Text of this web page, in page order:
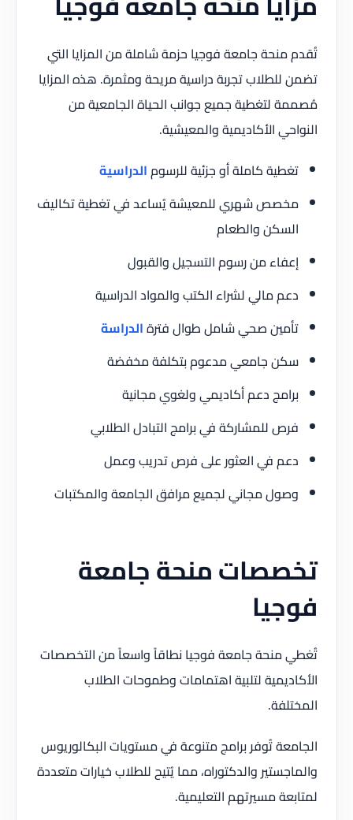
تُقدم منحة جامعة فوجيا حزمة شاملة من المزايا التي
تضمن للطلاب تجربة دراسية مريحة ومثمرة. هذه المزايا
مُصممة لتغطية جميع جوانب الحياة الجامعية من
النواحي الأكاديمية والمعيشية.
تغطية كاملة أو جزئية للرسومالدراسية
مخصص شهري للمعيشة يُساعد في تغطية تكاليف
السكن والطعام
إعفاء من رسوم التسجيل والقبول
دعم مالي لشراء الكتب والمواد الدراسية
تأمين صحي شامل طوال فترةالدراسة
سكن جامعي مدعوم بتكلفة مخفضة
برامج دعم أكاديمي ولغوي مجانية
فرص للمشاركة في برامج التبادل الطلابي
دعم في العثور على فرص تدريب وعمل
وصول مجاني لجميع مرافق الجامعة والمكتبات
تخصصات منحة جامعة
فوجيا
تُغطي منحة جامعة فوجيا نطاقاً واسعاً من التخصصات
الأكاديمية لتلبية اهتمامات وطموحات الطلاب
المختلفة.
الجامعة تُوفر برامج متنوعة في مستويات البكالوريوس
والماجستير والدكتوراه، مما يُتيح للطلاب خيارات متعددة
لمتابعة مسيرتهم التعليمية.